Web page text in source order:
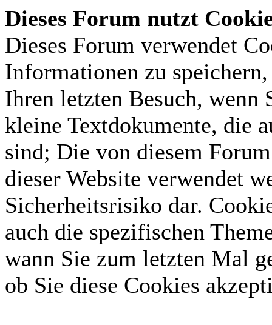
Dieses Forum nutzt
Dieses Forum verwendet
Informationen zu
Ihren letzten Besuch, wenn
kleine Textdokumente, die
sind; Die von diesem
dieser Website verwendet
Sicherheitsrisiko dar.
auch die spezifischen
wann Sie zum letzten Mal
ob Sie diese Cookies